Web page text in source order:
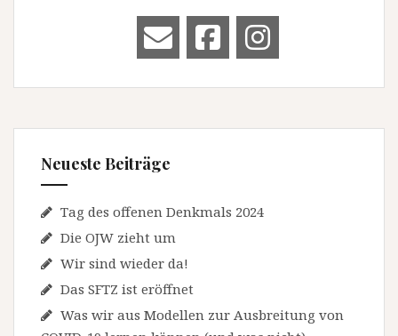
Neueste Beiträge
Tag des offenen Denkmals 2024
Die OJW zieht um
Wir sind wieder da!
Das SFTZ ist eröffnet
Was wir aus Modellen zur Ausbreitung von